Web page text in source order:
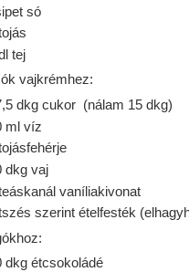
só
tej
vajkrémhez:
dkg cukor (nálam 15 dkg)
ml víz
dkg vaj
vaníliakivonat
szerint ételfesték
dkg étcsokoládé